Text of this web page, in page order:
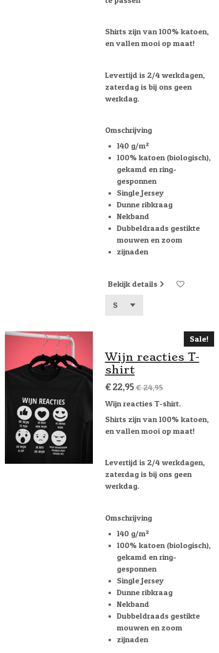
Shirts zijn van 100% katoen,
en vallen mooi op maat!
Levertijd is 2/4 werkdagen,
zaterdag is bij ons geen
werkdag.
Omschrijving
140 g/m²
100% katoen (biologisch),
gekamd en ring-
gesponnen
Single Jersey
Dunne ribkraag
Nekband
Dubbeldraads gestikte
mouwen en zoom
zijnaden
Bekijk details
Sale!
Wijn reacties T-
shirt
€ 22,95 € 24,95
Wijn reacties T-shirt.
Shirts zijn van 100% katoen,
en vallen mooi op maat!
Levertijd is 2/4 werkdagen,
zaterdag is bij ons geen
werkdag.
Omschrijving
140 g/m²
100% katoen (biologisch),
gekamd en ring-
gesponnen
Single Jersey
Dunne ribkraag
Nekband
Dubbeldraads gestikte
mouwen en zoom
zijnaden